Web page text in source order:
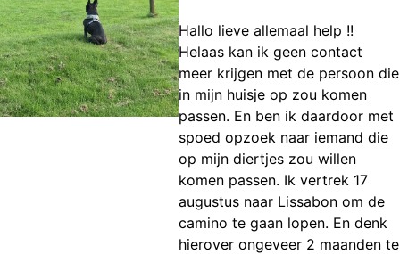
Hallo lieve allemaal help !!
Helaas kan ik geen contact
meer krijgen met de persoon die
in mijn huisje op zou komen
passen. En ben ik daardoor met
spoed opzoek naar iemand die
op mijn diertjes zou willen
komen passen. Ik vertrek 17
augustus naar Lissabon om de
camino te gaan lopen. En denk
hierover ongeveer 2 maanden te